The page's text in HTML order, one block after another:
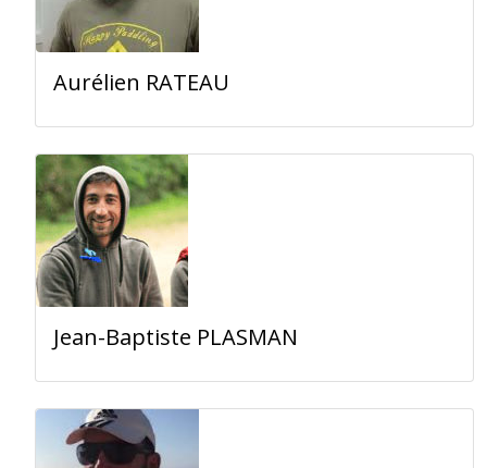
Aurélien RATEAU
Jean-Baptiste PLASMAN